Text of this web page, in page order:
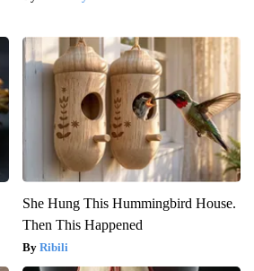
She Hung This Hummingbird House.
Then This Happened
Ribili